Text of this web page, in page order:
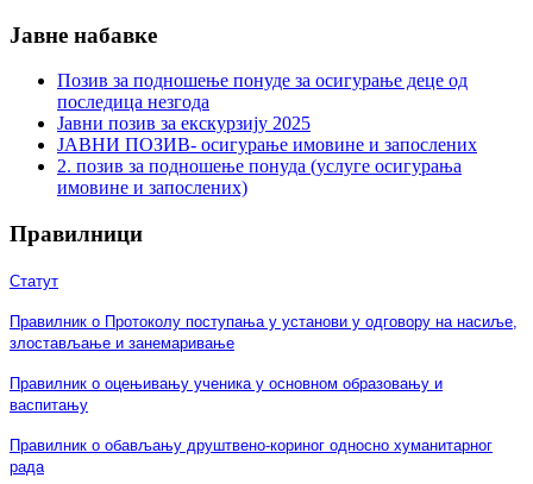
Јавне набавке
Позив за подношење понуде за осигурање деце од
последица незгода
Јавни позив за екскурзију 2025
ЈАВНИ ПОЗИВ- осигурање имовине и запослених
2. позив за подношење понуда (услуге осигурања
имовине и запослених)
Правилници
Статут
Правилник о Протоколу поступања у установи у одговору на насиље,
злостављање и занемаривање
Правилник о оцењивању ученика у основном образовању и
васпитању
Правилник о обављању друштвено-кориног односно хуманитарног
рада